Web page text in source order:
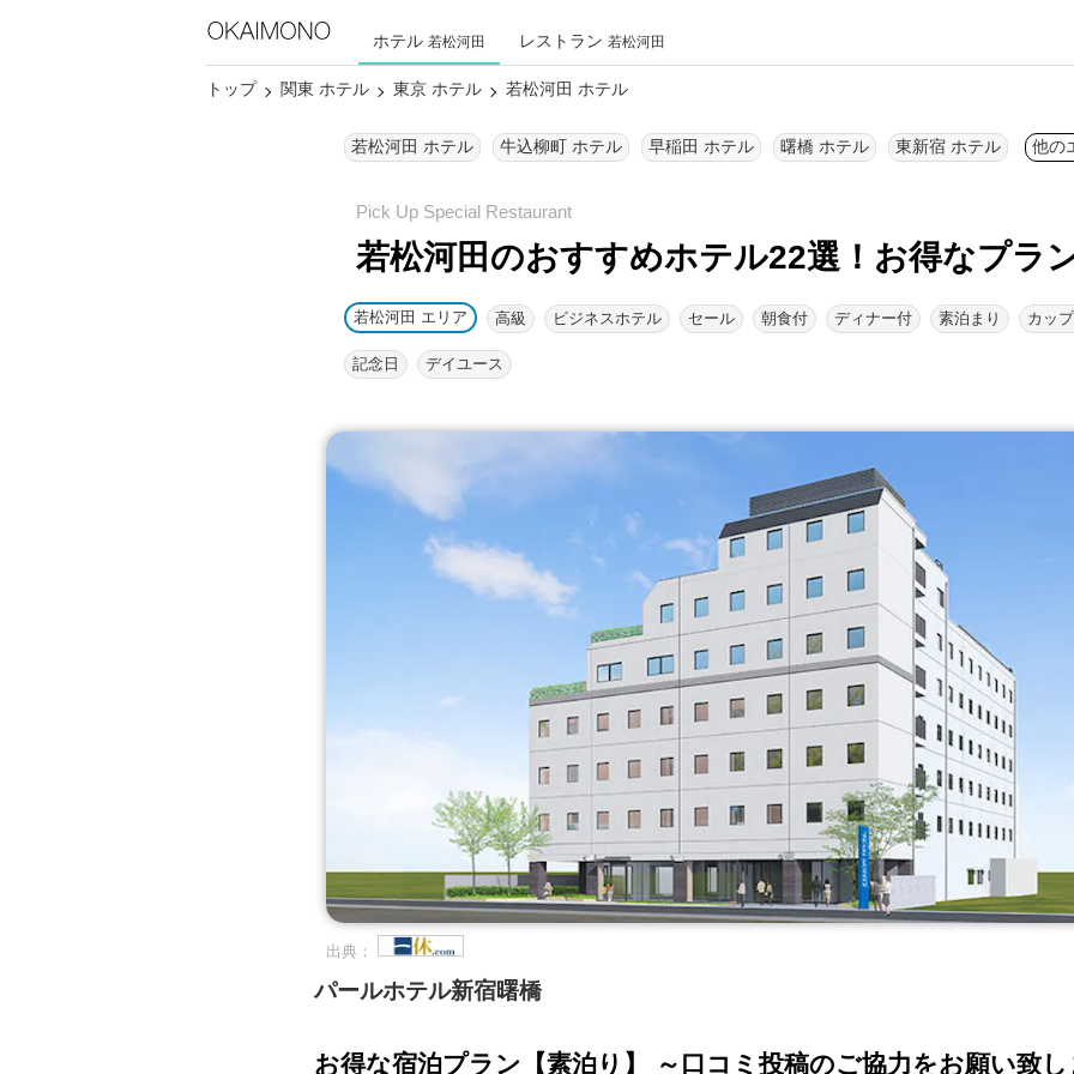
ホテル 若松河田 レストラン 若松河田
トップ 関東 ホテル 東京 ホテル 若松河田 ホテル
若松河田 ホテル 牛込柳町 ホテル 早稲田 ホテル 曙橋 ホテル 東新宿 ホテル 他の
若松河田のおすすめホテル22選！ お得なプラ
若松河田 エリア 高級 ビジネスホテル セール 朝食付 ディナー付 素泊まり カッ
記念日 デイユース
出典：
パールホテル新宿曙橋
お得な宿泊プラン【素泊り】 ～口コミ投稿のご協力をお願い致